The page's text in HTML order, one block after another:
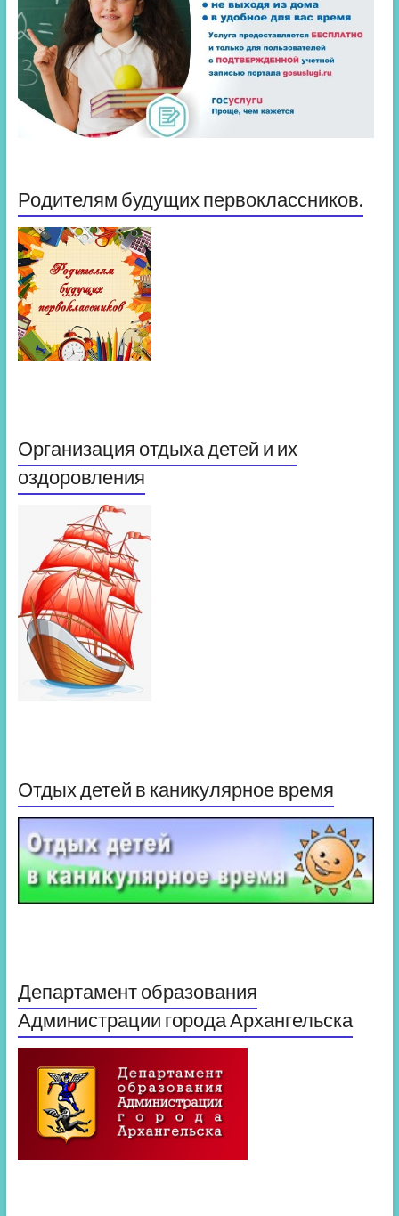
Родителям будущих первоклассников.
Организация отдыха детей и их
оздоровления
Отдых детей в каникулярное время
Департамент образования
Администрации города Архангельска